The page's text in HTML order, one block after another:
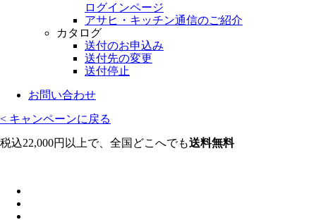
ログインページ
アサヒ・キッチン通信のご紹介
カタログ
送付のお申込み
送付先の変更
送付停止
お問い合わせ
< キャンペーンに戻る
税込22,000円以上で、全国どこへでも送料無料